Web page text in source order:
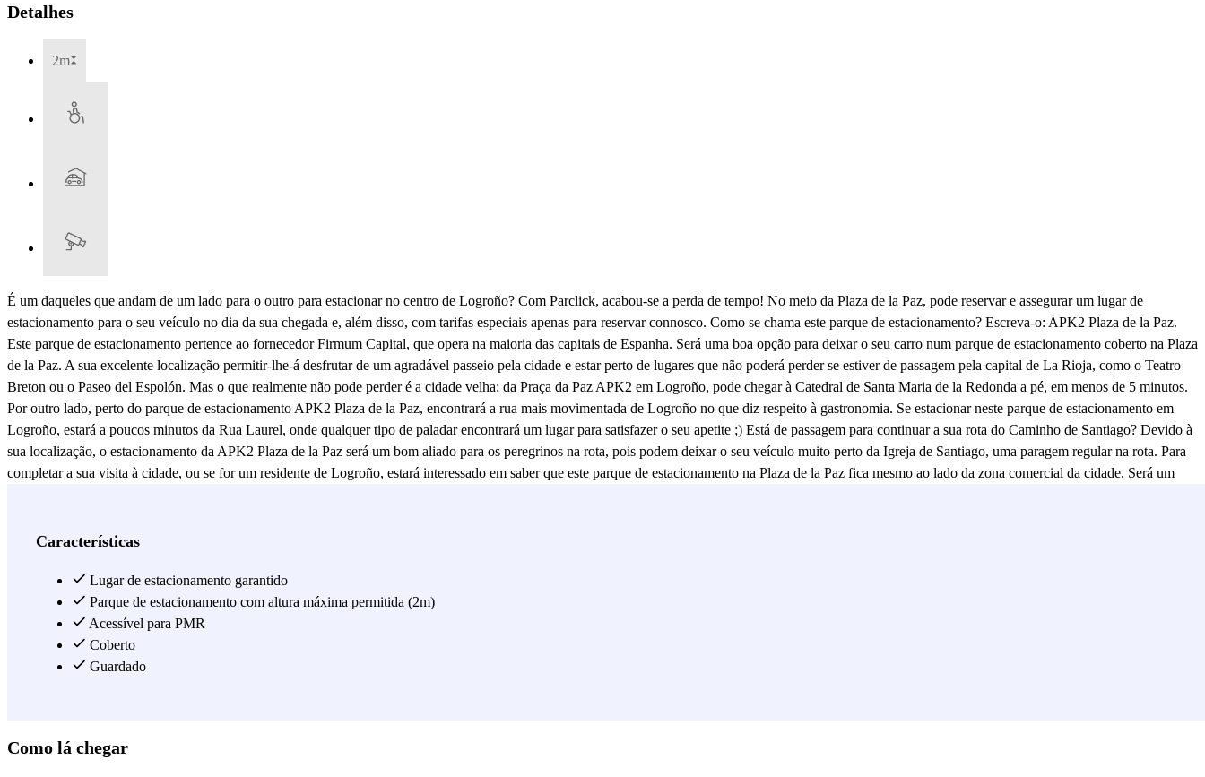
Detalhes
2m
É um daqueles que andam de um lado para o outro para estacionar no centro de Logroño? Com Parclick, acabou-se a perda de tempo! No meio da Plaza de la Paz, pode reservar e assegurar um lugar de
estacionamento para o seu veículo no dia da sua chegada e, além disso, com tarifas especiais apenas para reservar connosco. Como se chama este parque de estacionamento? Escreva-o: APK2 Plaza de la Paz.
Este parque de estacionamento pertence ao fornecedor Firmum Capital, que opera na maioria das capitais de Espanha. Será uma boa opção para deixar o seu carro num parque de estacionamento coberto na Plaza
de la Paz. A sua excelente localização permitir-lhe-á desfrutar de um agradável passeio pela cidade e estar perto de lugares que não poderá perder se estiver de passagem pela capital de La Rioja, como o Teatro
Breton ou o Paseo del Espolón. Mas o que realmente não pode perder é a cidade velha; da Praça da Paz APK2 em Logroño, pode chegar à Catedral de Santa Maria de la Redonda a pé, em menos de 5 minutos.
Por outro lado, perto do parque de estacionamento APK2 Plaza de la Paz, encontrará a rua mais movimentada de Logroño no que diz respeito à gastronomia. Se estacionar neste parque de estacionamento em
Logroño, estará a poucos minutos da Rua Laurel, onde qualquer tipo de paladar encontrará um lugar para satisfazer o seu apetite ;) Está de passagem para continuar a sua rota do Caminho de Santiago? Devido à
sua localização, o estacionamento da APK2 Plaza de la Paz será um bom aliado para os peregrinos na rota, pois podem deixar o seu veículo muito perto da Igreja de Santiago, uma paragem regular na rota. Para
completar a sua visita à cidade, ou se for um residente de Logroño, estará interessado em saber que este parque de estacionamento na Plaza de la Paz fica mesmo ao lado da zona comercial da cidade. Será um
seguro. Qualquer que seja o seu plano na cidade, este parque de estacionamento na Praça de la Paz de Logroño será sempre a opção perfeita para si. Reserve já o seu lugar de estacionamento na APK2 Plaza de
Ver mais
Características
Lugar de estacionamento garantido
Parque de estacionamento com altura máxima permitida (2m)
Acessível para PMR
Coberto
Guardado
Como lá chegar